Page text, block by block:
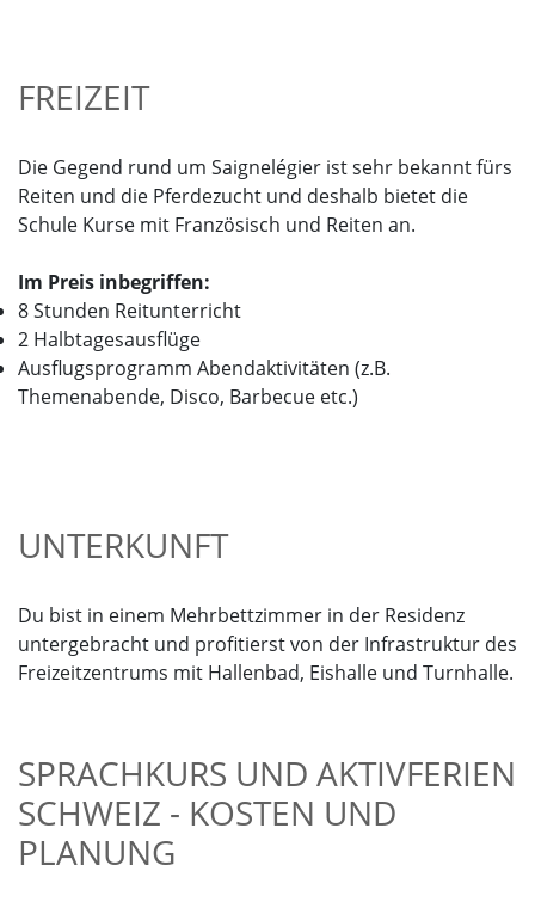
FREIZEIT
Die Gegend rund um Saignelégier ist sehr bekannt fürs
Reiten und die Pferdezucht und deshalb bietet die
Schule Kurse mit Französisch und Reiten an.
Im Preis inbegriffen:
8 Stunden Reitunterricht
2 Halbtagesausflüge
Ausflugsprogramm Abendaktivitäten (z.B.
Themenabende, Disco, Barbecue etc.)
UNTERKUNFT
Du bist in einem Mehrbettzimmer in der Residenz
untergebracht und profitierst von der Infrastruktur des
Freizeitzentrums mit Hallenbad, Eishalle und Turnhalle.
SPRACHKURS UND AKTIVFERIEN
SCHWEIZ - KOSTEN UND
PLANUNG